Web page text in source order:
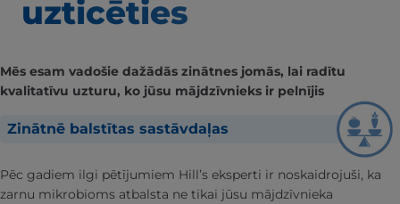
uzticēties
Mēs esam vadošie dažādās zinātnes jomās, lai radītu
kvalitatīvu uzturu, ko jūsu mājdzīvnieks ir pelnījis
Zinātnē balstītas sastāvdaļas
Pēc gadiem ilgi pētījumiem Hill’s eksperti ir noskaidrojuši, ka
zarnu mikrobioms atbalsta ne tikai jūsu mājdzīvnieka